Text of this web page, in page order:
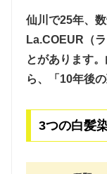
仙川で25年、
La.COEUR（
とがあります
ら、
「10年後
3つの白髪